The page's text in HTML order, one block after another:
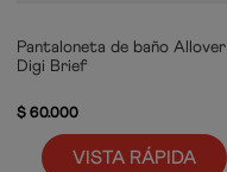
Pantaloneta de baño Allover
Digi Brief
$60.000
VISTA RÁPIDA